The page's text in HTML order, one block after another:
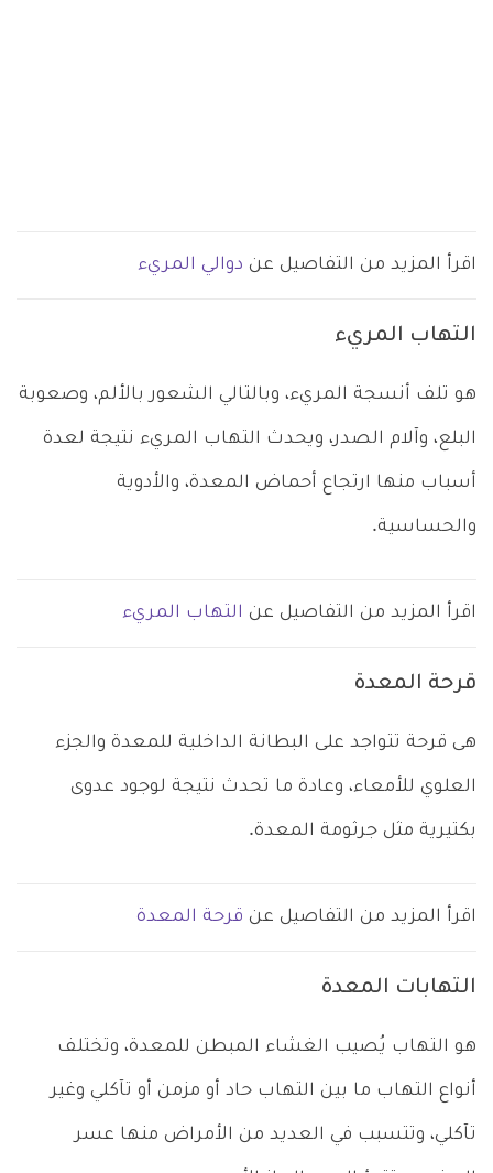
اقرأ المزيد من التفاصيل عن دوالي المريء
التهاب المريء
هو تلف أنسجة المريء، وبالتالي الشعور بالألم، وصعوبة
البلع، وآلام الصدر، ويحدث التهاب المريء نتيجة لعدة
أسباب منها ارتجاع أحماض المعدة، والأدوية
والحساسية.
اقرأ المزيد من التفاصيل عن التهاب المريء
قرحة المعدة
هى قرحة تتواجد على البطانة الداخلية للمعدة والجزء
العلوي للأمعاء، وعادة ما تحدث نتيجة لوجود عدوى
بكتيرية مثل جرثومة المعدة.
اقرأ المزيد من التفاصيل عن قرحة المعدة
التهابات المعدة
هو التهاب يُصيب الغشاء المبطن للمعدة، وتختلف
أنواع التهاب ما بين التهاب حاد أو مزمن أو تآكلي وغير
تآكلي، وتتسبب في العديد من الأمراض منها عسر